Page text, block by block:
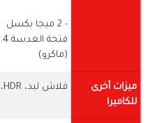
- 2 ميجا بكسل
فتحة العدسة f/2.4
(ماكرو)
ميزات أخرى
للكاميرا
فلاش ليد، HDR، بانوراما